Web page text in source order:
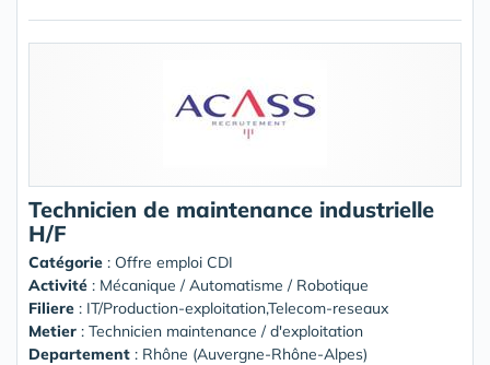
Technicien de maintenance industrielle
H/F
Catégorie : Offre emploi CDI
Activité : Mécanique / Automatisme / Robotique
Filiere : IT/Production-exploitation,Telecom-reseaux
Metier : Technicien maintenance / d'exploitation
Departement : Rhône (Auvergne-Rhône-Alpes)